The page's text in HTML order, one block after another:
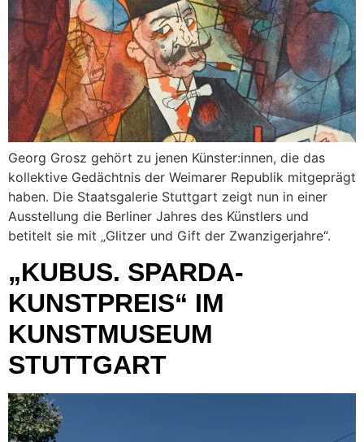
Georg Grosz gehört zu jenen Künster:innen, die das
kollektive Gedächtnis der Weimarer Republik mitgeprägt
haben. Die Staatsgalerie Stuttgart zeigt nun in einer
Ausstellung die Berliner Jahres des Künstlers und
betitelt sie mit „Glitzer und Gift der Zwanzigerjahre“.
„KUBUS. SPARDA-
KUNSTPREIS“ IM
KUNSTMUSEUM
STUTTGART